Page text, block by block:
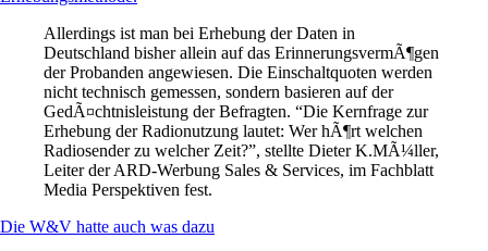
Allerdings ist man bei Erhebung der Daten in
Deutschland bisher allein auf das ErinnerungsvermÃ¶gen
der Probanden angewiesen. Die Einschaltquoten werden
nicht technisch gemessen, sondern basieren auf der
GedÃ¤chtnisleistung der Befragten. “Die Kernfrage zur
Erhebung der Radionutzung lautet: Wer hÃ¶rt welchen
Radiosender zu welcher Zeit?”, stellte Dieter K.MÃ¼ller,
Leiter der ARD-Werbung Sales & Services, im Fachblatt
Media Perspektiven fest.
Die W&V hatte auch was dazu